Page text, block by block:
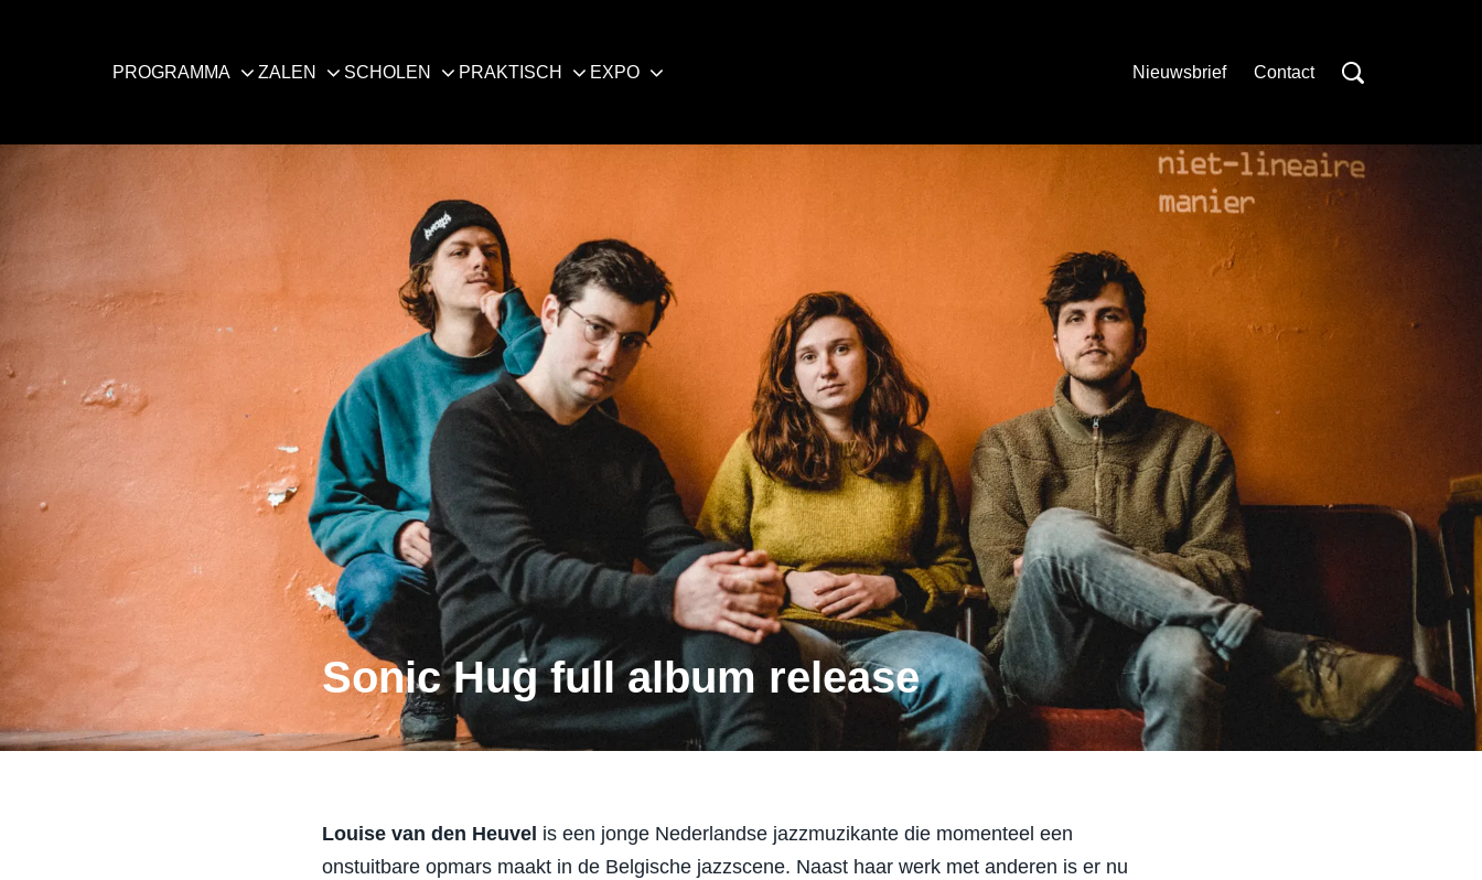
PROGRAMMA ZALEN SCHOLEN PRAKTISCH EXPO Nieuwsbrief Contact
Sonic Hug full album release
Louise van den Heuvel is een jonge Nederlandse jazzmuzikante die momenteel een
onstuitbare opmars maakt in de Belgische jazzscene. Naast haar werk met anderen is er nu